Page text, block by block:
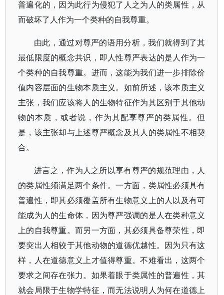
普遍化的，因为此行为侵犯了人之为人的类属性，从
而破坏了人作为一个类种的自我尊重。
由此，通过对尊严的语用分析，我们就得到了其
最低限度的概念共识，即人性尊严表达的是人作为一
个类种的自我尊重。进而，这能为我们进一步排除价
值内容层面的生物本质主义。如前所述，该本质主义
主张，我们应该将人的生物特征作为其区别于其他动
物的本质，或者说，作为其配享尊严的类属性。但
是，该主张却与上述尊严概念及其人的类属性不相契
合。
进言之，作为人之所以享有尊严的规范理由，人
的类属性须满足两个条件。一方面，类属性必须具有
普遍性，即其必须覆盖所有生物意义上的人以及有可
能成为人的生命体，因为尊严强调的是人在类种意义
上的自我尊重。而另一方面，其必须具备尊荣性，即
要突出人相较于其他动物的道德优越性。因为只有这
样，人在道德意义上才值得尊重。不难看出，这两个
要求之间存在张力。如果着眼于类属性的普遍性，其
就会局限于生物学特征，而无法说明人为何在道德上